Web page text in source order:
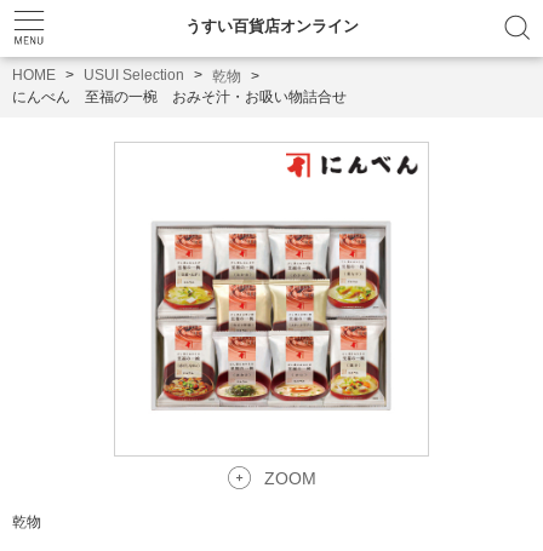
うすい百貨店オンライン
HOME USUI Selection
乾物
にんべん 至福の一椀 おみそ汁・お吸い物詰合せ
ZOOM
乾物